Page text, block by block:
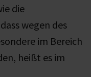
die
wegen des
im Bereich
heißt es im